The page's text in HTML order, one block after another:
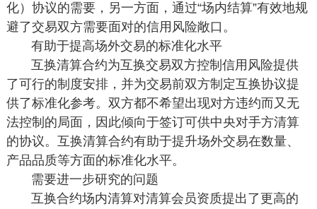
化）协议的需要，另一方面，通过“场内结算”有效地规
避了交易双方需要面对的信用风险敞口。
有助于提高场外交易的标准化水平
互换清算合约为互换交易双方控制信用风险提供
了可行的制度安排，并为交易前双方制定互换协议提
供了标准化参考。双方都不希望出现对方违约而又无
法控制的局面，因此倾向于签订可供中央对手方清算
的协议。互换清算合约有助于提升场外交易在数量、
产品品质等方面的标准化水平。
需要进一步研究的问题
互换合约场内清算对清算会员资质提出了更高的